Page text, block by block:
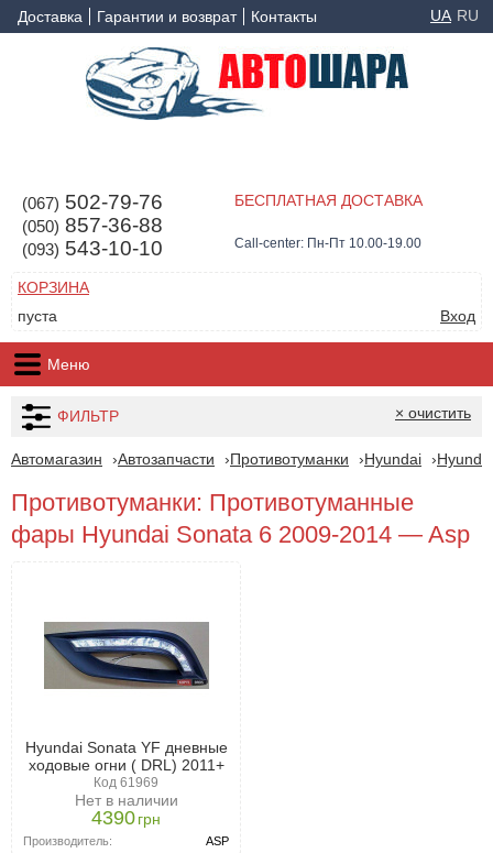
Доставка Гарантии и возврат Контакты UA RU
(067) 502-79-76
(050) 857-36-88
(093) 543-10-10
БЕСПЛАТНАЯ ДОСТАВКА
Call-center: Пн-Пт 10.00-19.00
КОРЗИНА
пуста
Вход
Меню
ФИЛЬТР × очистить
Автомагазин Автозапчасти Противотуманки Hyundai
Противотуманки: Противотуманные
фары Hyundai Sonata 6 2009-2014 — Asp
Hyundai Sonata YF дневные
ходовые огни ( DRL) 2011+
Код 61969
Нет в наличии
4390грн
Производитель: ASP